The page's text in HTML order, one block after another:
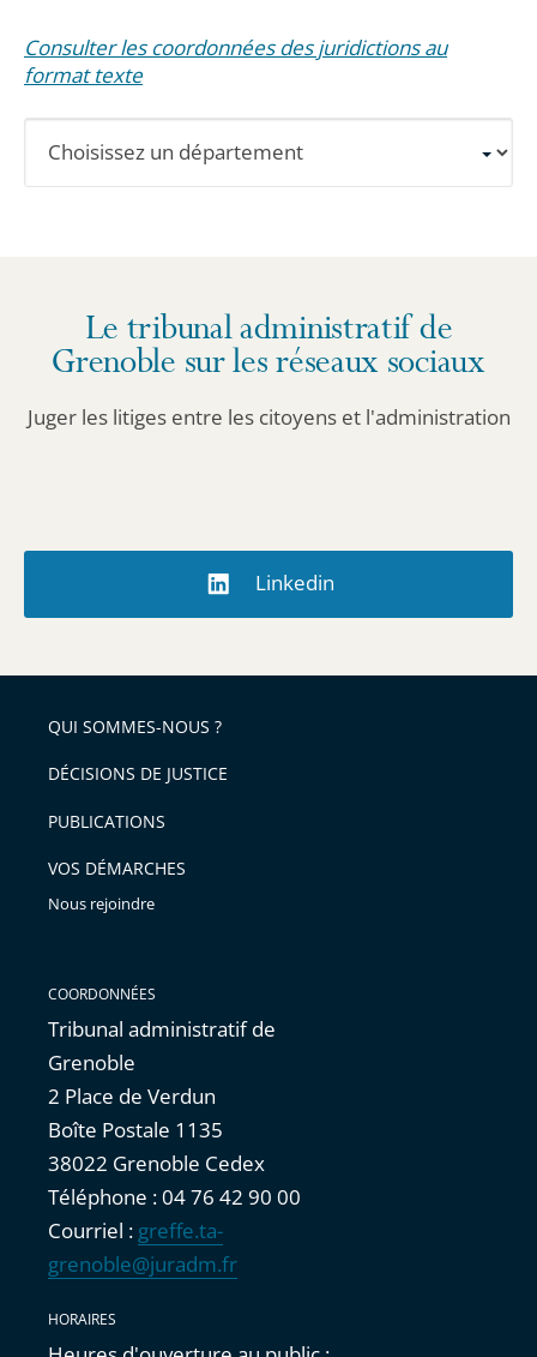
Consulter les coordonnées des juridictions au
format texte
informations
détaillées.
Le tribunal administratif de
Grenoble sur les réseaux sociaux
Juger les litiges entre les citoyens et l'administration
Linkedin
QUI SOMMES-NOUS ?
DÉCISIONS DE JUSTICE
PUBLICATIONS
VOS DÉMARCHES
Nous rejoindre
COORDONNÉES
Tribunal administratif de
Grenoble
2 Place de Verdun
Boîte Postale 1135
38022 Grenoble Cedex
Téléphone : 04 76 42 90 00
Courriel : greffe.ta-
grenoble@juradm.fr
HORAIRES